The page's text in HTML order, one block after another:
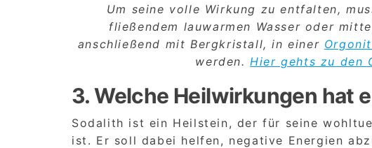
Um seine volle Wirkung zu entfalten,
fließendem lauwarmen Wasser oder
anschließend mit Bergkristall, in einer
werden. Hier gehts zu den
3. Welche Heilwirkungen hat
Sodalith ist ein Heilstein, der für seine
ist. Er soll dabei helfen, negative Energien